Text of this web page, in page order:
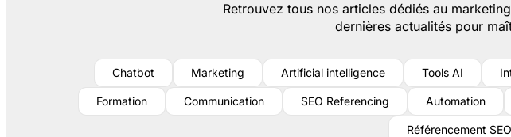
Retrouvez tous nos articles dédiés au
dernières actualités pour
Chatbot Marketing Artificial intelligence Tools AI
Formation Communication SEO Referencing Automation
Référencement SEO